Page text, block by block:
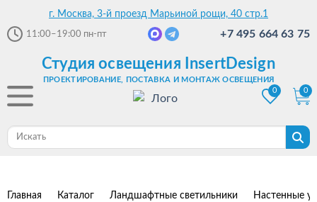
г. Москва, 3-й проезд Марьиной рощи, 40 стр.1
11:00–19:00 пн-пт +7 495 664 63 75
Студия освещения InsertDesign
ПРОЕКТИРОВАНИЕ, ПОСТАВКА И МОНТАЖ ОСВЕЩЕНИЯ
0
0
Главная Каталог Ландшафтные светильники Настенные